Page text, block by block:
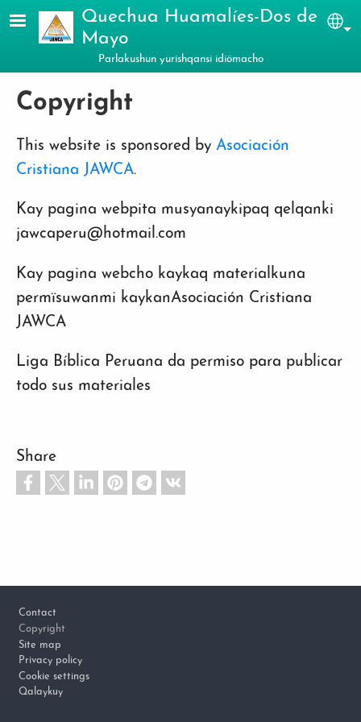
Skip to main contentQuechua Huamalíes-Dos de
Mayo
Parlakushun yurishqansi idiömacho
Copyright
This website is sponsored by Asociación
Cristiana JAWCA.
Kay pagina webpita musyanaykipaq qelqanki
jawcaperu@hotmail.com
Kay pagina webcho kaykaq materialkuna
permïsuwanmi kaykanAsociación Cristiana
JAWCA
Liga Bíblica Peruana da permiso para publicar
todo sus materiales
Share
Contact
Copyright
Site map
Privacy policy
Cookie settings
Qalaykuy